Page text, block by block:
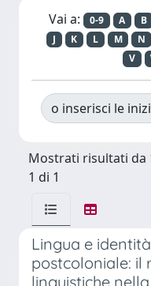
Vai a: 0-9 A B
J
K L M N
V
o inserisci le
Mostrati risultati da
1 di 1
Lingua e
postcoloniale: il
linguistiche